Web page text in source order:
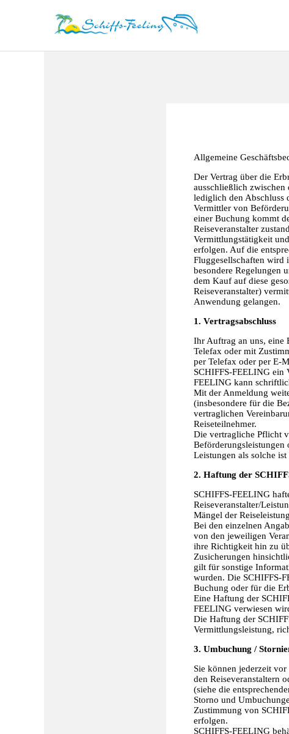
Allgemeine
Der Vertrag über die
ausschließlich zwischen
lediglich den Abschluss
Vermittler von
einer Buchung kommt
Reiseveranstalter
Vermittlungstätigkeit
erfolgen. Auf die
Fluggesellschaften wird
besondere Regelungen
dem Kauf auf diese
Reiseveranstalter)
Anwendung gelangen.
1. Vertragsabschluss
Ihr Auftrag an uns, eine
Telefax oder mit
per Telefax oder per E-
SCHIFFS-FEELING ein
FEELING kann
Mit der Anmeldung
(insbesondere für die
vertraglichen
Reiseteilnehmer.
Die vertragliche Pflicht
Beförderungsleistungen
Leistungen als solche
2. Haftung der
SCHIFFS-FEELING
Reiseveranstalter/
Mängel der
Bei den einzelnen
von den jeweiligen
ihre Richtigkeit hin zu
Zusicherungen
gilt für sonstige
wurden. Die SCHIFFS-
Buchung oder für die
Eine Haftung der
FEELING verwiesen
Die Haftung der
Vermittlungsleistung,
3. Umbuchung /
Sie können jederzeit
den Reiseveranstaltern
(siehe die
Storno und
Zustimmung von
erfolgen.
SCHIFFS-FEELING